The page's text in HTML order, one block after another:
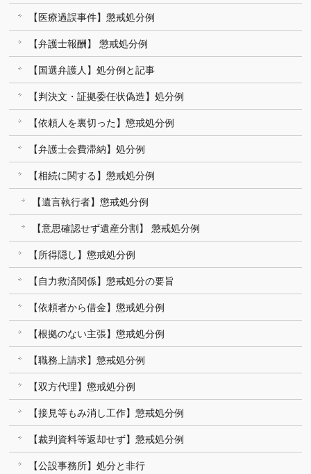
【医療過誤事件】懲戒処分例
【弁護士報酬】 懲戒処分例
【国選弁護人】処分例と記事
【判決文・証拠委任状偽造】処分例
【依頼人を裏切った】懲戒処分例
【弁護士会費滞納】処分例
【相続に関する】懲戒処分例
【遺言執行者】懲戒処分例
【意思確認せず遺産分割】 懲戒処分例
【所得隠し】懲戒処分例
【自力救済関係】懲戒処分の要旨
【依頼者から借金】懲戒処分例
【根拠のない主張】懲戒処分例
【職務上請求】懲戒処分例
【双方代理】懲戒処分例
【接見等もみ消し工作】懲戒処分例
【裁判資料等返却せず】懲戒処分例
【公設事務所】処分と非行